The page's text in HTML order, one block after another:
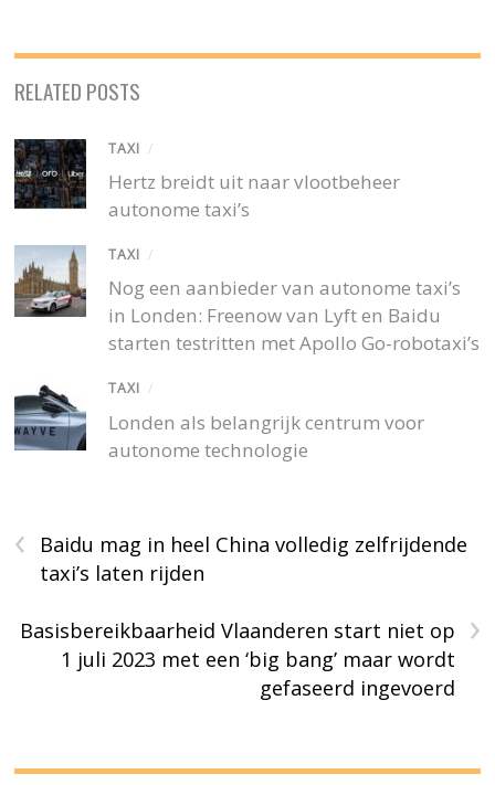
RELATED POSTS
TAXI /
Hertz breidt uit naar vlootbeheer
autonome taxi’s
TAXI /
Nog een aanbieder van autonome taxi’s
in Londen: Freenow van Lyft en Baidu
starten testritten met Apollo Go-robotaxi’s
TAXI /
Londen als belangrijk centrum voor
autonome technologie
‹
Baidu mag in heel China volledig zelfrijdende
taxi’s laten rijden
›
Basisbereikbaarheid Vlaanderen start niet op
1 juli 2023 met een ‘big bang’ maar wordt
gefaseerd ingevoerd